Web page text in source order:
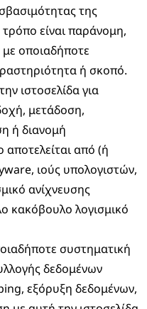
της
είναι παράνομη,
οποιαδήποτε
ή σκοπό.
ιστοσελίδα για
μετάδοση,
ή διανομή
από (ή
ιούς υπολογιστών,
ανίχνευσης
κακόβουλο λογισμικό
συστηματική
δεδομένων
εξόρυξη δεδομένων,